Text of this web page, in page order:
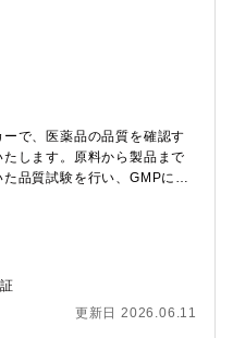
で、医薬品の品質を確認す
します。原料から製品まで
品質試験を行い、GMPに基
）医薬品が規格通りの品質
の試験を実施します。
定業務有効成分や不純物を
得します。③試験結果のデー
およびトラブル対応正確な
更新日 2026.06.11